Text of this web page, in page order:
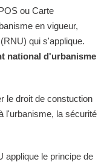
ou Carte
en vigueur,
qui s'applique.
national d'urbanisme
le droit de constuction
l'urbanisme, la sécurité
applique le principe de